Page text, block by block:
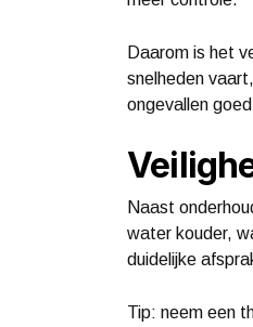
Daarom is het
snelheden
ongevallen
Naast
water kouder,
duidelijke
Tip: neem een